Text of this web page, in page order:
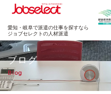
愛知・岐阜で派遣の仕事を探すなら
ジョブセレクトの人材派遣
ブログ
Blog